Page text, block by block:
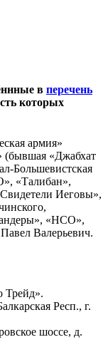
в перечень
которых
армия»
«Джабхат
Большевистская
«Талибан»,
Иеговы»,
«НСО»,
Валерьевич.
Трейд».
Респ., г.
шоссе, д.